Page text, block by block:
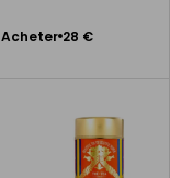
Acheter 28 €
Ajouter